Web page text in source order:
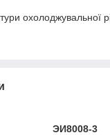
охолоджувальної
ЭИ8008-3